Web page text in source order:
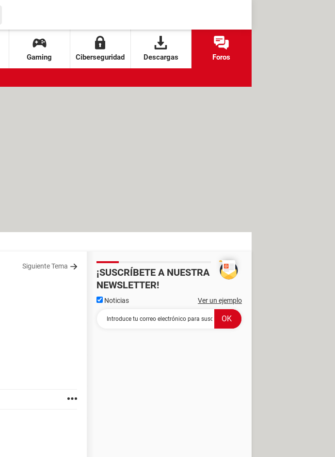
Gaming Ciberseguridad Descargas Foros
Siguiente Tema
¡SUSCRÍBETE A NUESTRA
NEWSLETTER!
Noticias Ver un ejemplo